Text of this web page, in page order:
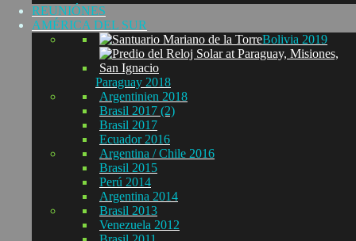
REUNIÓNES
AMÉRICA DEL SUR
Bolivia 2019
Paraguay 2018
Argentinien 2018
Brasil 2017 (2)
Brasil 2017
Ecuador 2016
Argentina / Chile 2016
Brasil 2015
Perú 2014
Argentina 2014
Brasil 2013
Venezuela 2012